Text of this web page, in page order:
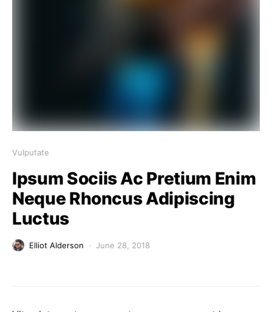
Vulputate
Ipsum Sociis Ac Pretium Enim
Neque Rhoncus Adipiscing
Luctus
Elliot Alderson June 28, 2018